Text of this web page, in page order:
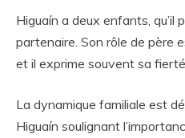
Higuaín a deux enfants,
partenaire. Son rôle de père
et il exprime souvent sa
La dynamique familiale est
Higuaín soulignant